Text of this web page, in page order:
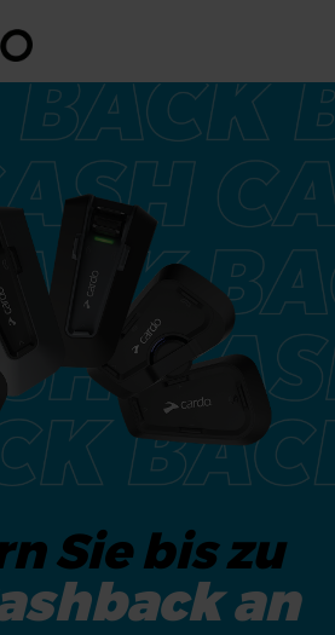
Sie bis zu
an